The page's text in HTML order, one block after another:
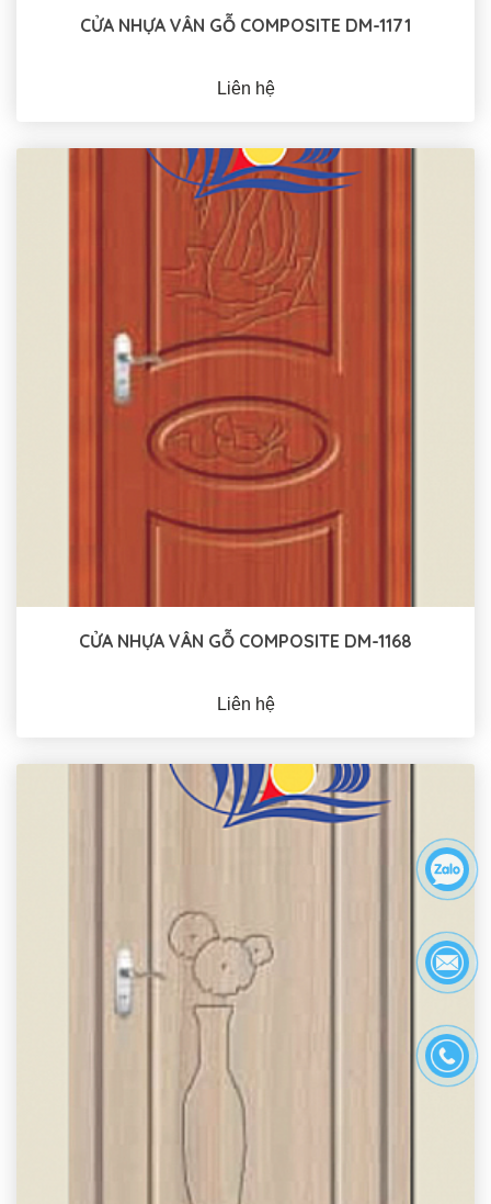
CỬA NHỰA VÂN GỖ COMPOSITE DM-1171
Liên hệ
CỬA NHỰA VÂN GỖ COMPOSITE DM-1168
Liên hệ